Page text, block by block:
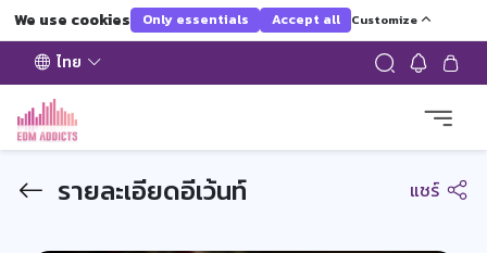
We use cookies Only essentials Accept all Customize
ไทย
รายละเอียดอีเว้นท์ แชร์